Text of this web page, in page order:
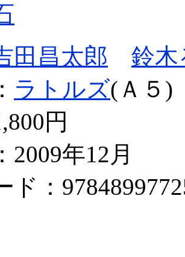
田昌太郎
鈴木
ラトルズ(Ａ５)
円
2009年12月
ド：